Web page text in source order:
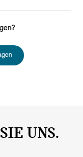
UNS.